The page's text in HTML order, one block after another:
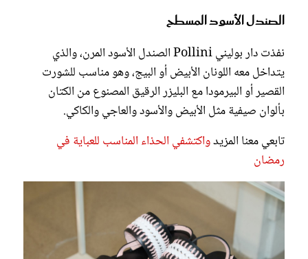
الصندل الأسود المسطح
نفذت دار بوليني Pollini الصندل الأسود المرن، والذي
يتداخل معه اللونان الأبيض أو البيج، وهو مناسب للشورت
القصير أو البيرمودا مع البليزر الرقيق المصنوع من الكتان
بألوان صيفية مثل الأبيض والأسود والعاجي والكاكي.
تابعي معنا المزيدواكتشفي الحذاء المناسب للعباية في
رمضان